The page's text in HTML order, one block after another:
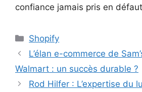
confiance jamais pris en
Catégories
Shopify
L’élan e-commerce de
Walmart : un succès durable ?
Rod Hilfer : L’expertise du